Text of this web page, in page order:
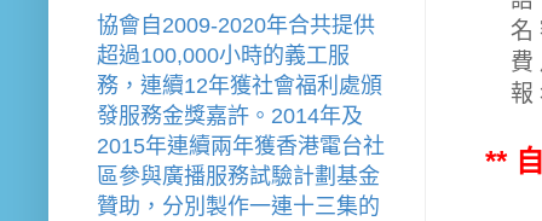
名
費
報
**
協會 自2009-2020年合共提供
超過100,000小時的義工服
務，連續12年獲社會福利處頒
發服務金獎嘉許。 2014年及
2015年連續兩年獲香港電台社
區參與廣播服務試驗計劃基金
贊助，分別製作一連十三集的